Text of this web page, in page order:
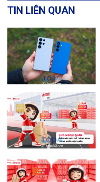
TIN LIÊN QUAN